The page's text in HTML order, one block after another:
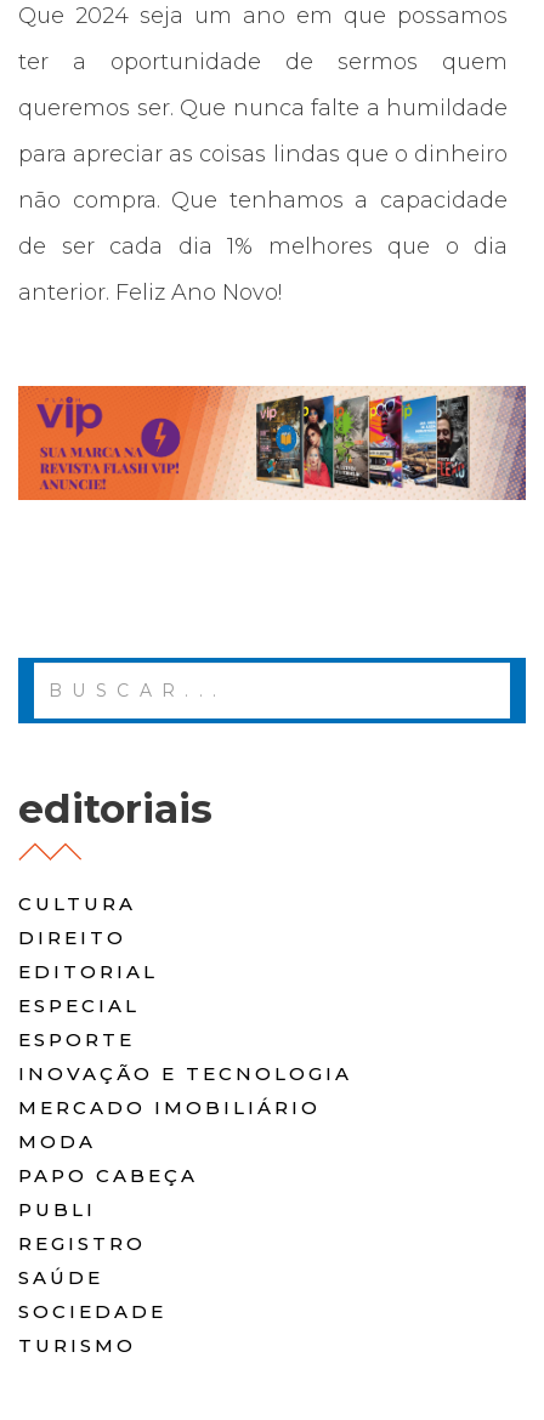
Que 2024 seja um ano em que possamos
ter a oportunidade de sermos quem
queremos ser. Que nunca falte a humildade
para apreciar as coisas lindas que o dinheiro
não compra. Que tenhamos a capacidade
de ser cada dia 1% melhores que o dia
anterior. Feliz Ano Novo!
editoriais
CULTURA
DIREITO
EDITORIAL
ESPECIAL
ESPORTE
INOVAÇÃO E TECNOLOGIA
MERCADO IMOBILIÁRIO
MODA
PAPO CABEÇA
PUBLI
REGISTRO
SAÚDE
SOCIEDADE
TURISMO